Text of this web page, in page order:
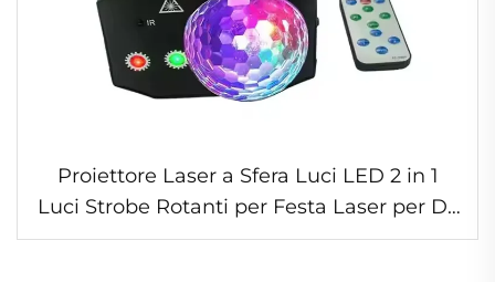
Proiettore Laser a Sfera Luci LED 2 in 1
Luci Strobe Rotanti per Festa Laser per DJ
Disco Party Discoteca KTV Bar Pub Casa